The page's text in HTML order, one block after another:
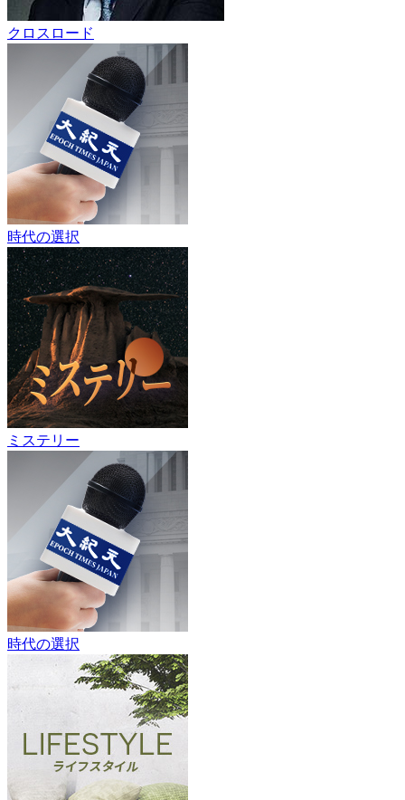
クロスロード
時代の選択
ミステリー
時代の選択